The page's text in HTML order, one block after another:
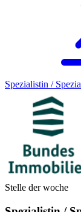
Spezialistin /
Stelle der woche